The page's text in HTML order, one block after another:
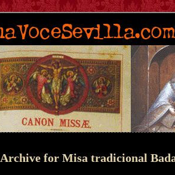
Archive for Misa tradicional